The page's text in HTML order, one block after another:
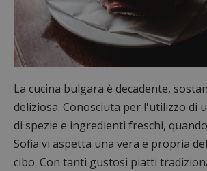
La cucina bulgara è decadente,
deliziosa. Conosciuta per l'utilizzo di
di spezie e ingredienti freschi,
Sofia vi aspetta una vera e propria
cibo. Con tanti gustosi piatti